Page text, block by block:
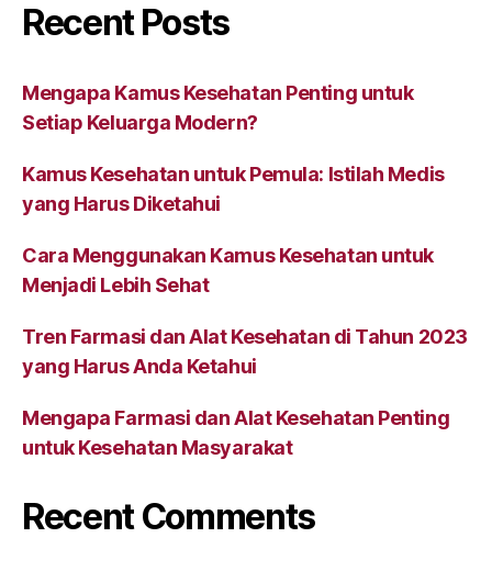
Recent Posts
Mengapa Kamus Kesehatan Penting untuk
Setiap Keluarga Modern?
Kamus Kesehatan untuk Pemula: Istilah Medis
yang Harus Diketahui
Cara Menggunakan Kamus Kesehatan untuk
Menjadi Lebih Sehat
Tren Farmasi dan Alat Kesehatan di Tahun 2023
yang Harus Anda Ketahui
Mengapa Farmasi dan Alat Kesehatan Penting
untuk Kesehatan Masyarakat
Recent Comments